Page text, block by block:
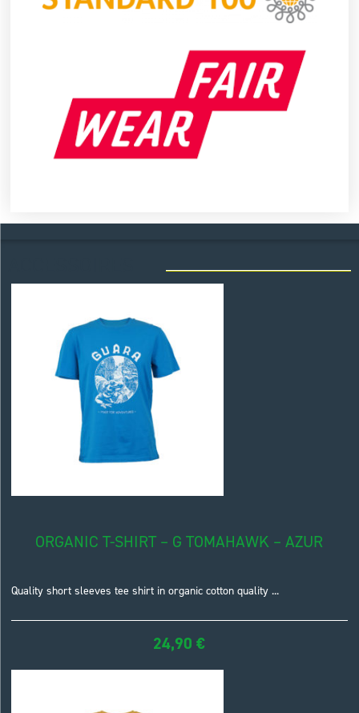
ORGANIC T-SHIRT – G TOMAHAWK – AZUR
Quality short sleeves tee shirt in organic cotton quality ...
24,90€